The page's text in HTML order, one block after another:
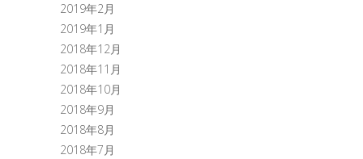
2019年2月
2019年1月
2018年12月
2018年11月
2018年10月
2018年9月
2018年8月
2018年7月